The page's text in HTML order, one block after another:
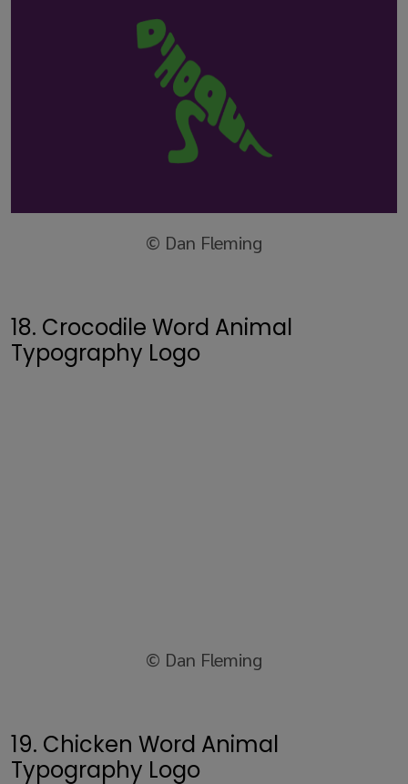
© Dan Fleming
18. Crocodile Word Animal
Typography Logo
© Dan Fleming
19. Chicken Word Animal
Typography Logo